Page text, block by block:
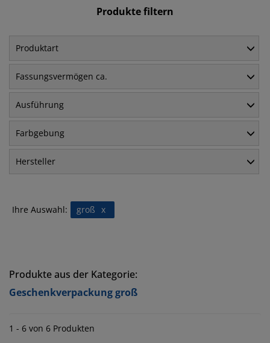
Produkte filtern
Produktart
Fassungsvermögen ca.
Ausführung
Farbgebung
Hersteller
Ihre Auswahl: x
groß
Produkte aus der Kategorie:
Geschenkverpackung groß
1 - 6 von 6 Produkten